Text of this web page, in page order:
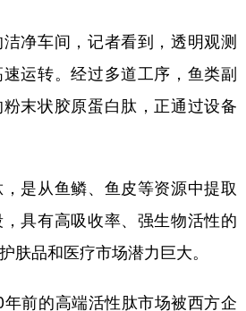
车间，记者看到，透明观测
运转。经过多道工序，鱼类副
末状胶原蛋白肽，正通过设备
从鱼鳞、鱼皮等资源中提取
具有高吸收率、强生物活性的
肤品和医疗市场潜力巨大。
的高端活性肽市场被西方企